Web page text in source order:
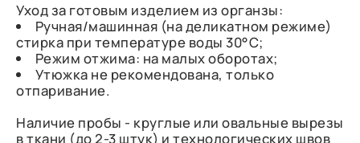
Уход за готовым изделием из органзы:
Ручная/машинная (на деликатном режиме)
стирка при температуре воды 30°C;
Режим отжима: на малых оборотах;
Утюжка не рекомендована, только
отпаривание.
Наличие пробы - круглые или овальные вырезы
в ткани (до 2-3 штук) и технологических швов